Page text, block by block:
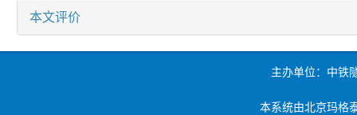
本文评价
主办单位：中铁
本系统由北京玛格